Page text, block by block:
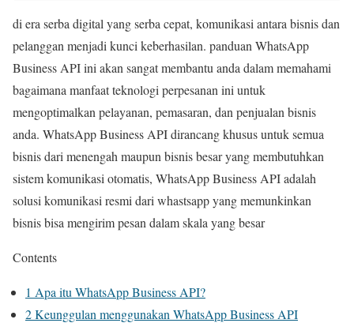
di era serba digital yang serba cepat, komunikasi antara bisnis dan
pelanggan menjadi kunci keberhasilan. panduan WhatsApp
Business API ini akan sangat membantu anda dalam memahami
bagaimana manfaat teknologi perpesanan ini untuk
mengoptimalkan pelayanan, pemasaran, dan penjualan bisnis
anda. WhatsApp Business API dirancang khusus untuk semua
bisnis dari menengah maupun bisnis besar yang membutuhkan
sistem komunikasi otomatis, WhatsApp Business API adalah
solusi komunikasi resmi dari whastsapp yang memunkinkan
bisnis bisa mengirim pesan dalam skala yang besar
Contents
1 Apa itu WhatsApp Business API?
2Keunggulan menggunakan WhatsApp Business API